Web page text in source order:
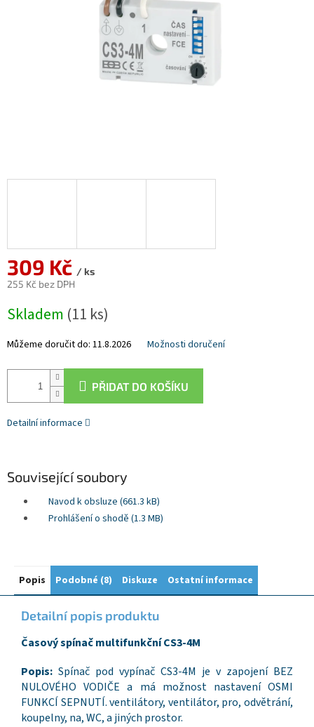
309 Kč / ks
255 Kč bez DPH
cena:
Skladem (11 ks)
Můžeme doručit do: 11.8.2026 Možnosti doručení
PŘIDAT DO KOŠÍKU
Detailní informace
Související soubory
Navod k obsluze (661.3 kB)
Prohlášení o shodě (1.3 MB)
Popis Podobné (8) Diskuze Ostatní informace
Detailní popis produktu
Časový spínač multifunkční CS3-4M
Popis: Spínač pod vypínač CS3-4M je v zapojení BEZ
NULOVÉHO VODIČE a má možnost nastavení OSMI
FUNKCÍ SEPNUTÍ. ventilátory, ventilátor, pro, odvětrání,
koupelny, na, WC, a jiných prostor.